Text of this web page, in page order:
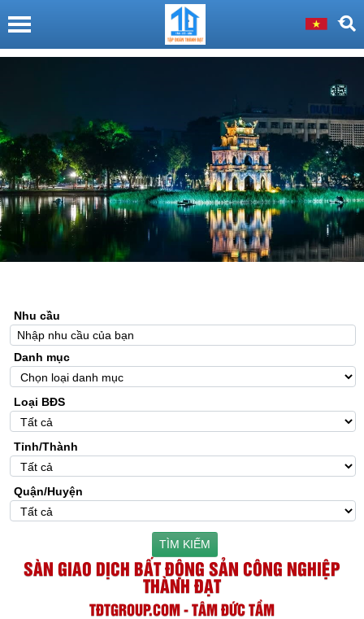
Nhu cầu
Danh mục
Loại BĐS
Tỉnh/Thành
Quận/Huyện
TÌM KIẾM
SÀN GIAO DỊCH BẤT ĐỘNG SẢN CÔNG NGHIỆP
THÀNH ĐẠT
TĐTGROUP.COM - TÂM ĐỨC TẦM